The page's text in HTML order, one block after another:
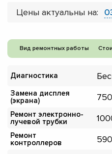
Цены актуальны на:
Вид ремонтных работы
Диагностика
Замена дисплея
(экрана)
750
Ремонт электронно-
лучевой трубки
Ремонт
контроллеров
590